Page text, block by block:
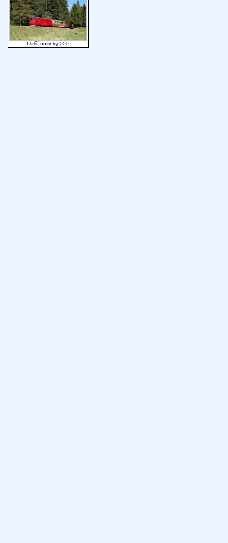
Další novinky >>>